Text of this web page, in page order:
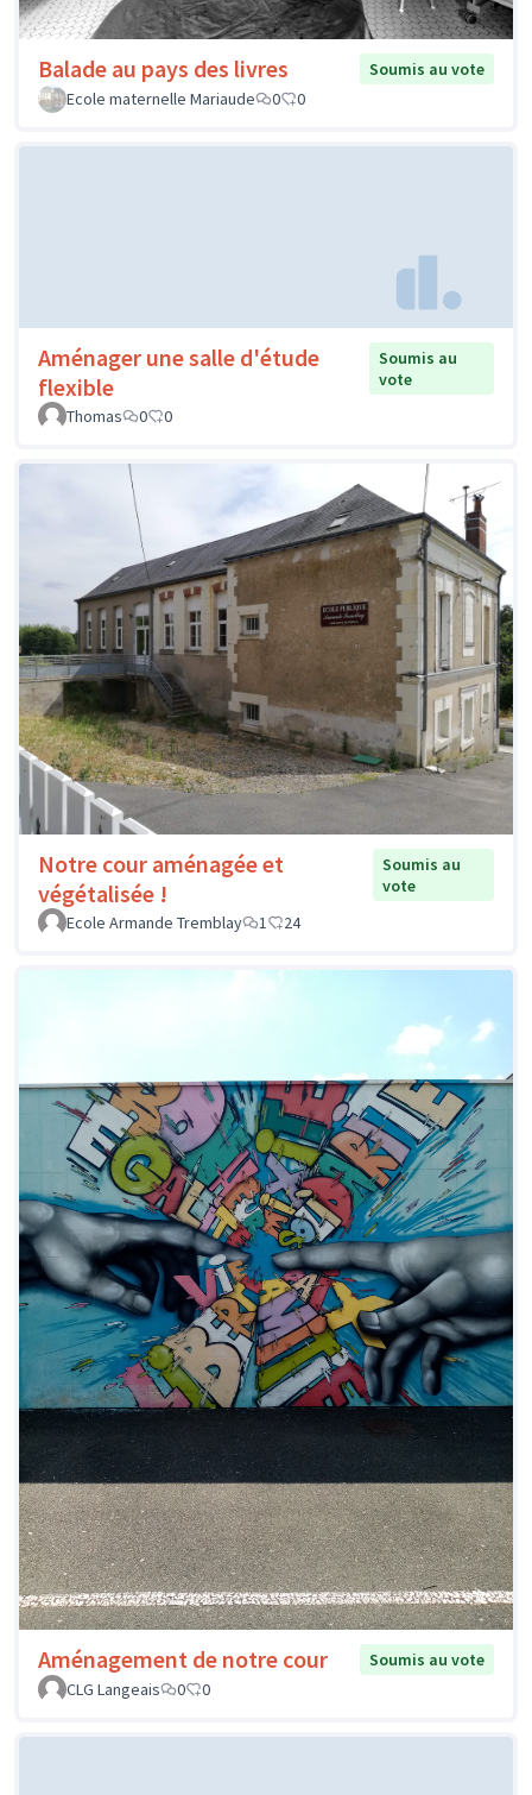
Balade au pays des livres
Soumis au vote
Ecole maternelle Mariaude
0 0
Aménager une salle d'étude
flexible
Soumis au
vote
Thomas
0 0
Notre cour aménagée et
végétalisée !
Soumis au
vote
Ecole Armande Tremblay
1 24
Aménagement de notre cour
Soumis au vote
CLG Langeais
0 0